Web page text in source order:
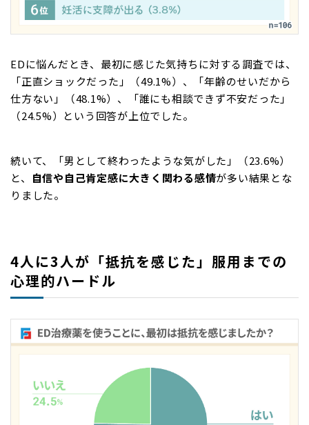
EDに悩んだとき、最初に感じた気持ちに対する調査では、
「正直ショックだった」（49.1%）、「年齢のせいだから
仕方ない」（48.1%）、「誰にも相談できず不安だった」
（24.5%）という回答が上位でした。
続いて、「男として終わったような気がした」（23.6%）
と、
自信や自己肯定感に大きく関わる感情が多い結果とな
りました。
4人に3人が「抵抗を感じた」服用までの
心理的ハードル